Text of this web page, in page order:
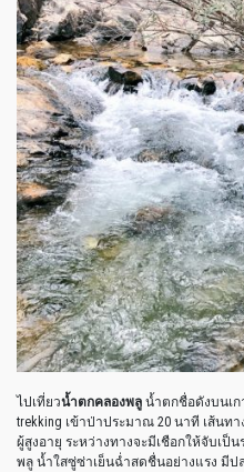
ไปเที่ยวน้ำตกคลองพลู น้ำตกชื่อดังบนเก
trekking เข้าป่าประมาณ 20 นาที เส้นท
ผู้สูงอายุ ระหว่างทางจะมีเชือกให้จับเป็
พลู น้ำใสซู่ซ่าเย็นฉ่ำสดชื่นอย่างแรง มี